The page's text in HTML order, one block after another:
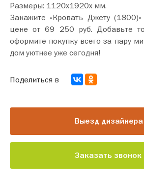
Размеры: 1120х1920х мм.
Закажите «Кровать Джету
цене от 69 250 руб. Добавьте товар в корзину и
оформите покупку всего за пару
дом уютнее уже сегодня!
Выезд дизайнера
Заказать звонок
Поделиться в